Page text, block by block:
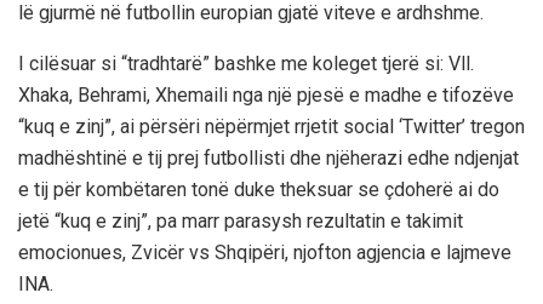
lë gjurmë në futbollin europian gjatë viteve e ardhshme.
I cilësuar si “tradhtarë” bashke me koleget tjerë si: Vll.
Xhaka, Behrami, Xhemaili nga një pjesë e madhe e tifozëve
“kuq e zinj”, ai përsëri nëpërmjet rrjetit social ‘Twitter’ tregon
madhështinë e tij prej futbollisti dhe njëherazi edhe ndjenjat
e tij për kombëtaren tonë duke theksuar se çdoherë ai do
jetë “kuq e zinj”, pa marr parasysh rezultatin e takimit
emocionues, Zvicër vs Shqipëri, njofton agjencia e lajmeve
INA.